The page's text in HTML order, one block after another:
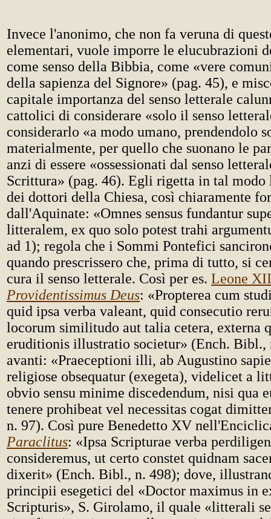
Invece l'anonimo, che non fa veruna di
elementari, vuole imporre le elucubrazioni
come senso della Bibbia, come «vere
della sapienza del Signore» (pag. 45), e
capitale importanza del senso letterale
cattolici di considerare «solo il senso
considerarlo «a modo umano, prendendolo
materialmente, per quello che suonano le
anzi di essere «ossessionati dal senso
Scrittura» (pag. 46). Egli rigetta in tal modo
dei dottori della Chiesa, così chiaramente
dall'Aquinate: «Omnes sensus fundantur
litteralem, ex quo solo potest trahi
ad 1); regola che i Sommi Pontefici
quando prescrissero che, prima di tutto, si
cura il senso letterale. Così per es. Leone
Providentissimus Deus: «Propterea cum
quid ipsa verba valeant, quid consecutio
locorum similitudo aut talia cetera, externa
eruditionis illustratio societur» (Ench. Bibl.,
avanti: «Praeceptioni illi, ab Augustino
religiose obsequatur (exegeta), videlicet a
obvio sensu minime discedendum, nisi qua
tenere prohibeat vel necessitas cogat
n. 97). Così pure Benedetto XV
Paraclitus: «Ipsa Scripturae verba
consideremus, ut certo constet quidnam
dixerit» (Ench. Bibl., n. 498); dove,
principii esegetici del «Doctor maximus in
Scripturis», S. Girolamo, il quale «litterali